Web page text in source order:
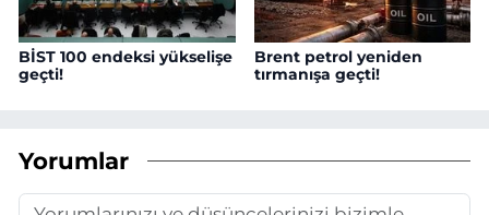
BİST 100 endeksi yükselişe
geçti!
Brent petrol yeniden
tırmanışa geçti!
Yorumlar